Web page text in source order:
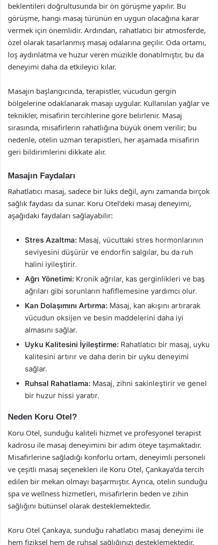
beklentileri doğrultusunda bir ön görüşme yapılır. Bu
görüşme, hangi masaj türünün en uygun olacağına karar
vermek için önemlidir. Ardından, rahatlatıcı bir atmosferde,
özel olarak tasarlanmış masaj odalarına geçilir. Oda ortamı,
loş aydınlatma ve huzur veren müzikle donatılmıştır, bu da
deneyimi daha da etkileyici kılar.
Masajın başlangıcında, terapistler, vücudun gergin
bölgelerine odaklanarak masajı uygular. Kullanılan yağlar ve
teknikler, misafirin tercihlerine göre belirlenir. Masaj
sırasında, misafirlerin rahatlığına büyük önem verilir; bu
nedenle, otelin uzman terapistleri, her aşamada misafirin
geri bildirimlerini dikkate alır.
Masajın Faydaları
Rahatlatıcı masaj, sadece bir lüks değil, aynı zamanda birçok
sağlık faydası da sunar. Koru Otel’deki masaj deneyimi,
aşağıdaki faydaları sağlayabilir:
Stres Azaltma: Masaj, vücuttaki stres hormonlarının
seviyesini düşürür ve endorfin salgılar, bu da ruh
halini iyileştirir.
Ağrı Yönetimi: Kronik ağrılar, kas gerginlikleri ve baş
ağrıları gibi sorunların hafiflemesine yardımcı olur.
Kan Dolaşımını Artırma: Masaj, kan akışını artırarak
vücudun oksijen ve besin maddelerini daha iyi
almasını sağlar.
Uyku Kalitesini İyileştirme: Rahatlatıcı bir masaj, uyku
kalitesini artırır ve daha derin bir uyku deneyimi
sağlar.
Ruhsal Rahatlama: Masaj, zihni sakinleştirir ve genel
bir huzur hissi yaratır.
Neden Koru Otel?
Koru Otel, sunduğu kaliteli hizmet ve profesyonel terapist
kadrosu ile masaj deneyimini bir adım öteye taşımaktadır.
Misafirlerine sağladığı konforlu ortam, deneyimli personeli
ve çeşitli masaj seçenekleri ile Koru Otel, Çankaya’da tercih
edilen bir mekan olmayı başarmıştır. Ayrıca, otelin sunduğu
spa ve wellness hizmetleri, misafirlerin beden ve zihin
sağlığını bütünsel olarak desteklemektedir.
Koru Otel Çankaya, sunduğu rahatlatıcı masaj deneyimi ile
hem fiziksel hem de ruhsal sağlığınızı desteklemektedir.